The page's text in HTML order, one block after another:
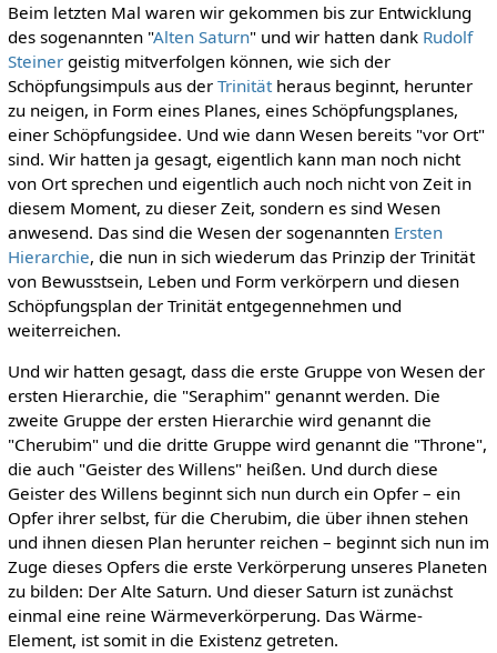
Beim letzten Mal waren wir gekommen bis zur Entwicklung
des sogenannten "Alten Saturn" und wir hatten dank Rudolf
Steinergeistig mitverfolgen können, wie sich der
Schöpfungsimpuls aus der Trinitätheraus beginnt, herunter
zu neigen, in Form eines Planes, eines Schöpfungsplanes,
einer Schöpfungsidee. Und wie dann Wesen bereits "vor Ort"
sind. Wir hatten ja gesagt, eigentlich kann man noch nicht
von Ort sprechen und eigentlich auch noch nicht von Zeit in
diesem Moment, zu dieser Zeit, sondern es sind Wesen
anwesend. Das sind die Wesen der sogenannten Ersten
Hierarchie, die nun in sich wiederum das Prinzip der Trinität
von Bewusstsein, Leben und Form verkörpern und diesen
Schöpfungsplan der Trinität entgegennehmen und
weiterreichen.
Und wir hatten gesagt, dass die erste Gruppe von Wesen der
ersten Hierarchie, die "Seraphim" genannt werden. Die
zweite Gruppe der ersten Hierarchie wird genannt die
"Cherubim" und die dritte Gruppe wird genannt die "Throne",
die auch "Geister des Willens" heißen. Und durch diese
Geister des Willens beginnt sich nun durch ein Opfer – ein
Opfer ihrer selbst, für die Cherubim, die über ihnen stehen
und ihnen diesen Plan herunter reichen – beginnt sich nun im
Zuge dieses Opfers die erste Verkörperung unseres Planeten
zu bilden: Der Alte Saturn. Und dieser Saturn ist zunächst
einmal eine reine Wärmeverkörperung. Das Wärme-
Element, ist somit in die Existenz getreten.